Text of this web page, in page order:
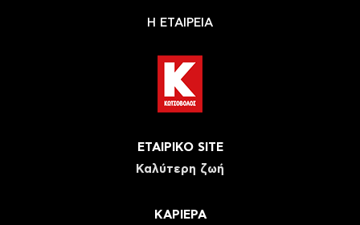
Η ΕΤΑΙΡΕΙΑ
ΕΤΑΙΡΙΚΟ SITE
Καλύτερη ζωή
ΚΑΡΙΕΡΑ